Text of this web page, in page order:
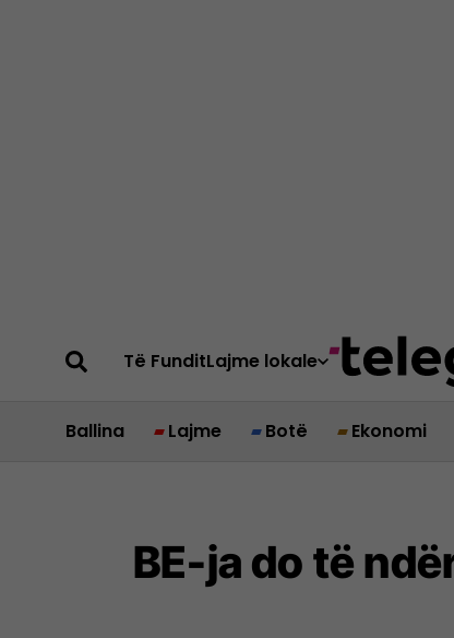
Të FunditLajme lokale
Ballina Lajme Botë Ekonomi
BE-ja do të